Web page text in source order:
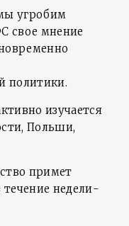
угробим
свое мнение
политики.
изучается
Польши,
примет
недели-